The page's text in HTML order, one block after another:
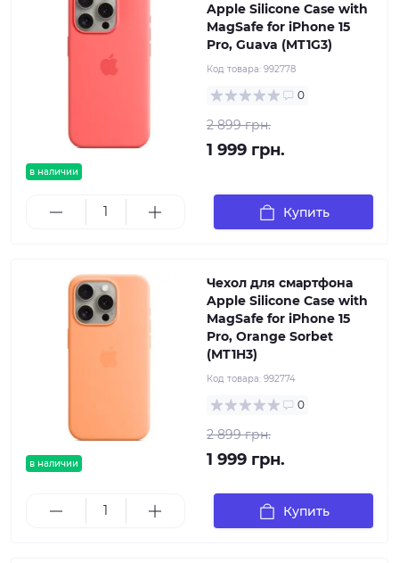
в наличии
Apple Silicone Case with
MagSafe for iPhone 15
Pro, Guava (MT1G3)
Код товара: 992778
0
2 899 грн.
1 999 грн.
Купить
в наличии
Чехол для смартфона
Apple Silicone Case with
MagSafe for iPhone 15
Pro, Orange Sorbet
(MT1H3)
Код товара: 992774
0
2 899 грн.
1 999 грн.
Купить